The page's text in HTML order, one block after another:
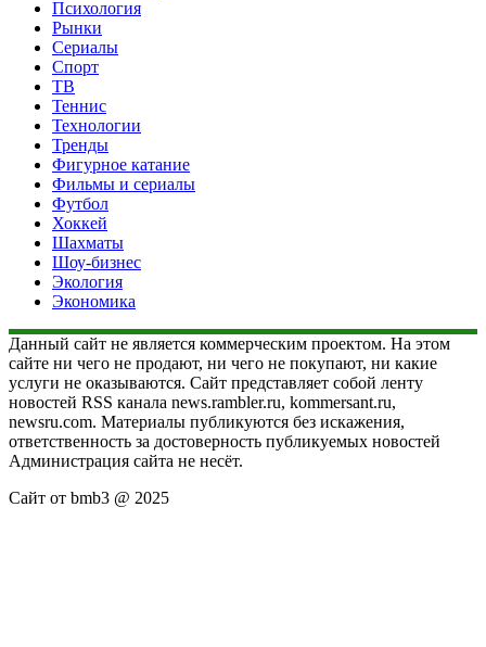
Психология
Рынки
Сериалы
Спорт
ТВ
Теннис
Технологии
Тренды
Фигурное катание
Фильмы и сериалы
Футбол
Хоккей
Шахматы
Шоу-бизнес
Экология
Экономика
Данный сайт не является коммерческим проектом. На этом
сайте ни чего не продают, ни чего не покупают, ни какие
услуги не оказываются. Сайт представляет собой ленту
новостей RSS канала news.rambler.ru, kommersant.ru,
newsru.com. Материалы публикуются без искажения,
ответственность за достоверность публикуемых новостей
Администрация сайта не несёт.
Сайт от bmb3 @ 2025